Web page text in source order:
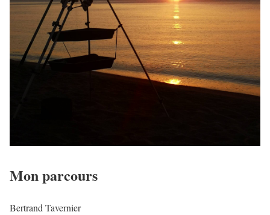
Mon parcours
Bertrand Tavernier